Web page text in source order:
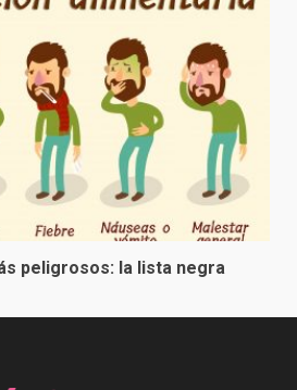
peligrosos: la lista negra